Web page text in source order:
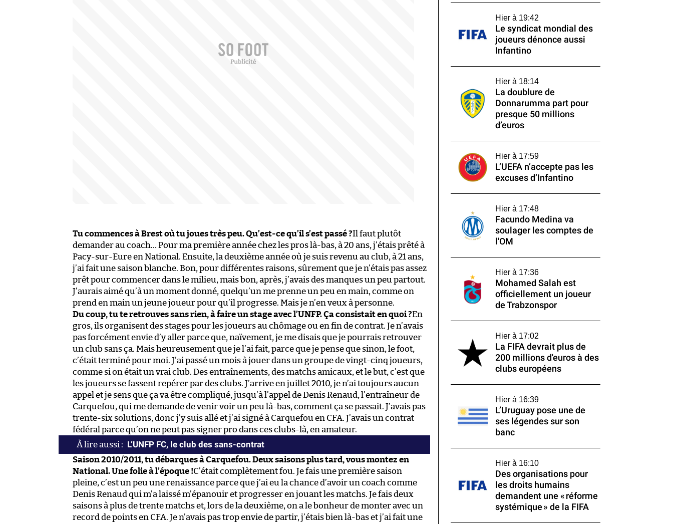
Tu commences à Brest où tu joues très peu. Qu’est-ce qu’il s’est passé ?Il faut plutôt
demander au coach… Pour ma première année chez les pros là-bas, à 20 ans, j’étais prêté à
Pacy-sur-Eure en National. Ensuite, la deuxième année où je suis revenu au club, à 21 ans,
j’ai fait une saison blanche. Bon, pour différentes raisons, sûrement que je n’étais pas assez
prêt pour commencer dans le milieu, mais bon, après, j’avais des manques un peu partout.
J’aurais aimé qu’à un moment donné, quelqu’un me prenne un peu en main, comme on
prend en main un jeune joueur pour qu’il progresse. Mais je n’en veux à personne.
Du coup, tu te retrouves sans rien, à faire un stage avec l’UNFP. Ça consistait en quoi ?En
gros, ils organisent des stages pour les joueurs au chômage ou en fin de contrat. Je n’avais
pas forcément envie d’y aller parce que, naïvement, je me disais que je pourrais retrouver
un club sans ça. Mais heureusement que je l’ai fait, parce que je pense que sinon, le foot,
c’était terminé pour moi. J’ai passé un mois à jouer dans un groupe de vingt-cinq joueurs,
comme si on était un vrai club. Des entraînements, des matchs amicaux, et le but, c’est que
les joueurs se fassent repérer par des clubs. J’arrive en juillet 2010, je n’ai toujours aucun
appel et je sens que ça va être compliqué, jusqu’à l’appel de Denis Renaud, l’entraîneur de
Carquefou, qui me demande de venir voir un peu là-bas, comment ça se passait. J’avais pas
trente-six solutions, donc j’y suis allé et j’ai signé à Carquefou en CFA. J’avais un contrat
fédéral parce qu’on ne peut pas signer pro dans ces clubs-là, en amateur.
L’UNFP FC, le club des sans-contrat
Saison 2010/2011, tu débarques à Carquefou. Deux saisons plus tard, vous montez en
National. Une folie à l’époque !C’était complètement fou. Je fais une première saison
pleine, c’est un peu une renaissance parce que j’ai eu la chance d’avoir un coach comme
Denis Renaud qui m’a laissé m’épanouir et progresser en jouant les matchs. Je fais deux
saisons à plus de trente matchs et, lors de la deuxième, on a le bonheur de monter avec un
record de points en CFA. Je n’avais pas trop envie de partir, j’étais bien là-bas et j’ai fait une
Hier à 19:42
Le syndicat mondial des
joueurs dénonce aussi
Infantino
Hier à 18:14
La doublure de
Donnarumma part pour
presque 50 millions
d’euros
Hier à 17:59
L’UEFA n’accepte pas les
excuses d’Infantino
Hier à 17:48
Facundo Medina va
soulager les comptes de
l'OM
Hier à 17:36
Mohamed Salah est
officiellement un joueur
de Trabzonspor
Hier à 17:02
La FIFA devrait plus de
200 millions d'euros à des
clubs européens
Hier à 16:39
L’Uruguay pose une de
ses légendes sur son
banc
Hier à 16:10
Des organisations pour
les droits humains
demandent une « réforme
systémique » de la FIFA